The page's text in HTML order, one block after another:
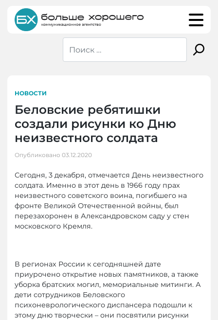
content
НОВОСТИ
Беловские ребятишки
создали рисунки ко Дню
неизвестного солдата
Опубликовано 03.12.2020
Сегодня, 3 декабря, отмечается День неизвестного
солдата. Именно в этот день в 1966 году прах
неизвестного советского воина, погибшего на
фронте Великой Отечественной войны, был
перезахоронен в Александровском саду у стен
московского Кремля.
В регионах России к сегодняшней дате
приурочено открытие новых памятников, а также
уборка братских могил, мемориальные митинги. А
дети сотрудников Беловского
психоневрологического диспансера подошли к
этому дню творчески – они посвятили рисунки